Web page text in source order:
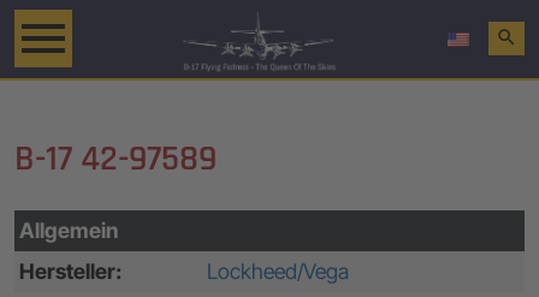
search
B-17 42-97589
Allgemein
Hersteller:
Lockheed/Vega